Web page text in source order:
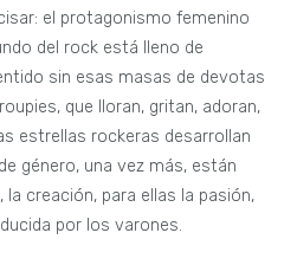
el protagonismo femenino
del rock está lleno de
sin esas masas de devotas
que lloran, gritan, adoran,
estrellas rockeras desarrollan
género, una vez más, están
creación, para ellas la pasión,
por los varones.